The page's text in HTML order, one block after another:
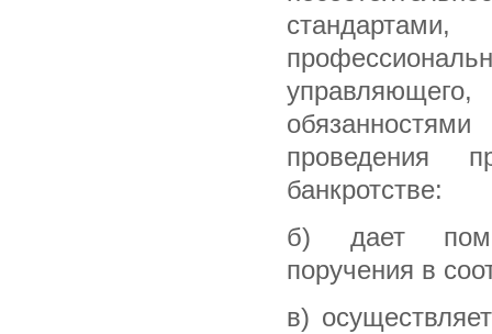
проведения
банкротстве:
б) дает
поручения в
в)